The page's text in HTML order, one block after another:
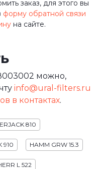
заказ, для этого вы
форму обратной связи
на сайте.
можно,
info@ural-filters.ru
в контактах.
810
910 HAMM GRW 15.3
L 522